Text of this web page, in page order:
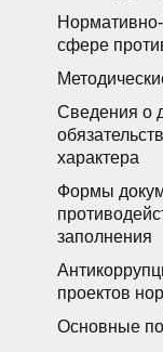
сфере
Сведения о
характера
Формы
заполнения
проектов
Основные